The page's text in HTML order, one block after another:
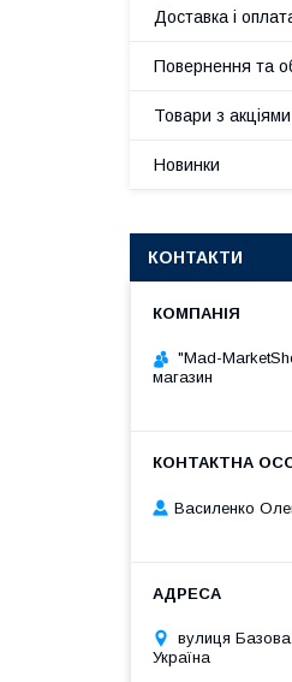
Доставка і
Повернення та
Товари з акціями
Новинки
КОНТАКТИ
"Mad-
магазин
Василенко
вулиця
Україна